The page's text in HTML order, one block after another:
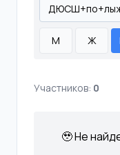
М Ж
Участников: 0
🥹 Не